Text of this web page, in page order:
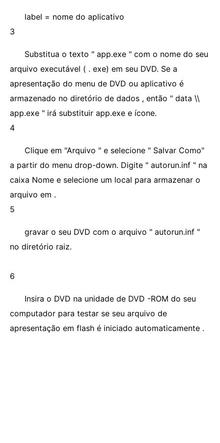
label = nome do aplicativo
3
Substitua o texto " app.exe " com o nome do seu
arquivo executável ( . exe) em seu DVD. Se a
apresentação do menu de DVD ou aplicativo é
armazenado no diretório de dados , então " data \\
app.exe " irá substituir app.exe e ícone.
4
Clique em "Arquivo " e selecione " Salvar Como"
a partir do menu drop-down. Digite " autorun.inf " na
caixa Nome e selecione um local para armazenar o
arquivo em .
5
gravar o seu DVD com o arquivo " autorun.inf "
no diretório raiz.
6
Insira o DVD na unidade de DVD -ROM do seu
computador para testar se seu arquivo de
apresentação em flash é iniciado automaticamente .